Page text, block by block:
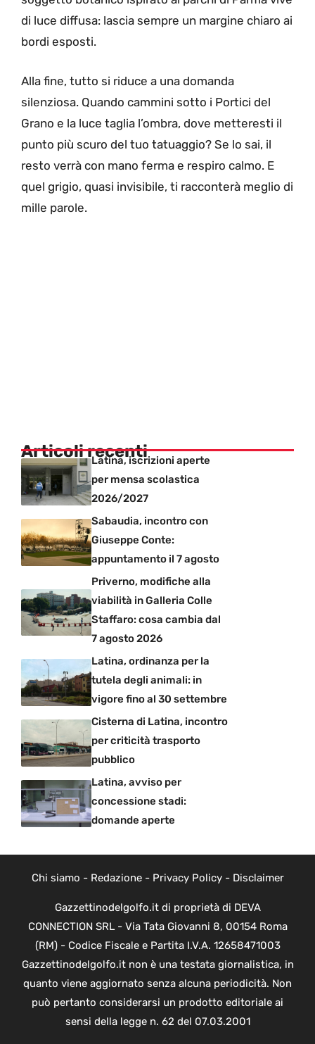
di luce diffusa: lascia sempre un margine chiaro ai
bordi esposti.
Alla fine, tutto si riduce a una domanda
silenziosa. Quando cammini sotto i Portici del
Grano e la luce taglia l’ombra, dove metteresti il
punto più scuro del tuo tatuaggio? Se lo sai, il
resto verrà con mano ferma e respiro calmo. E
quel grigio, quasi invisibile, ti racconterà meglio di
mille parole.
Articoli recentiLatina, iscrizioni aperte
per mensa scolastica
2026/2027
Sabaudia, incontro con
Giuseppe Conte:
appuntamento il 7 agosto
Priverno, modifiche alla
viabilità in Galleria Colle
Staffaro: cosa cambia dal
7 agosto 2026
Latina, ordinanza per la
tutela degli animali: in
vigore fino al 30 settembre
Cisterna di Latina, incontro
per criticità trasporto
pubblico
Latina, avviso per
concessione stadi:
domande aperte
Chi siamo - Redazione- Privacy Policy- Disclaimer
Gazzettinodelgolfo.it di proprietà di DEVA
CONNECTION SRL - Via Tata Giovanni 8, 00154 Roma
(RM) - Codice Fiscale e Partita I.V.A. 12658471003
Gazzettinodelgolfo.it non è una testata giornalistica, in
quanto viene aggiornato senza alcuna periodicità. Non
può pertanto considerarsi un prodotto editoriale ai
sensi della legge n. 62 del 07.03.2001